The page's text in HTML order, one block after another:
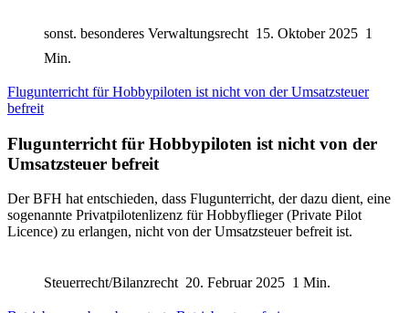
sonst. besonderes Verwaltungsrecht 15. Oktober 2025 1
Min.
Flugunterricht für Hobbypiloten ist nicht von der Umsatzsteuer
befreit
Flugunterricht für Hobbypiloten ist nicht von der
Umsatzsteuer befreit
Der BFH hat entschieden, dass Flugunterricht, der dazu dient, eine
sogenannte Privatpilotenlizenz für Hobbyflieger (Private Pilot
Licence) zu erlangen, nicht von der Umsatzsteuer befreit ist.
Steuerrecht/Bilanzrecht 20. Februar 2025 1 Min.